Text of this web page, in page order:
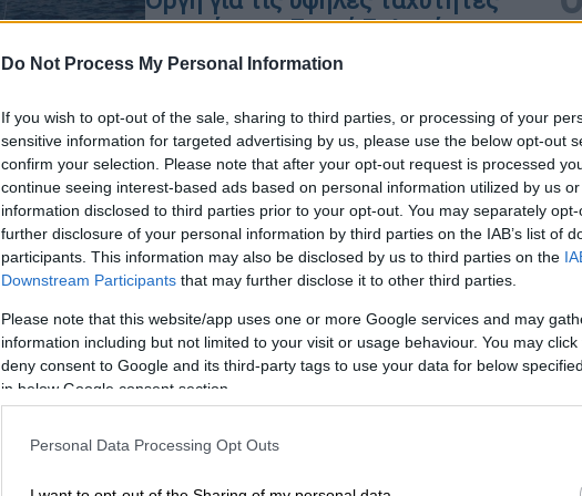
Do Not Process My Personal Information
If you wish to opt-out of the sale, sharing to third parties, or processing of your
sensitive information for targeted advertising by us, please use the below opt-out
confirm your selection. Please note that after your opt-out request is processed
continue seeing interest-based ads based on personal information utilized by us
information disclosed to third parties prior to your opt-out. You may separately
further disclosure of your personal information by third parties on the IAB’s list of
participants. This information may also be disclosed by us to third parties on the
Downstream Participants that may further disclose it to other third parties.
Please note that this website/app uses one or more Google services and may
information including but not limited to your visit or usage behaviour. You may
deny consent to Google and its third-party tags to use your data for below
in below Google consent section.
Personal Data Processing Opt Outs
σκαφών στο Στενό Σαλαμίνας -
«Σηκώνουν στον αέρα λουόμενους,
Τι καταγγέλλει στο ethnos.gr ο
πρόεδρος της ΠΕΠΙΕΘ Γιώργος
Βάλλης και τι απαντά το Λιμενικό
Ελλάδα |08.05.2026 12:58
Λευκάδα: Παραμένουν τα
ερωτήματα για το «μυστήριο»
θαλάσσιο drone - Αναμένεται
επίσημη ενημέρωση
Το περίεργο μη επανδρωμένο
θαλάσσιο σκάφος εντοπίστηκε από
ψαράδες σε σπηλιά στο νότιο τμήμα